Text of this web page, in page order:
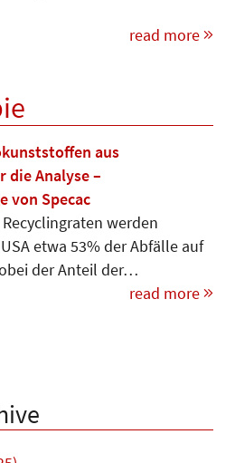
read more
aus
die Analyse –
von Specac
werden
etwa 53% der Abfälle auf
der Anteil der…
read more